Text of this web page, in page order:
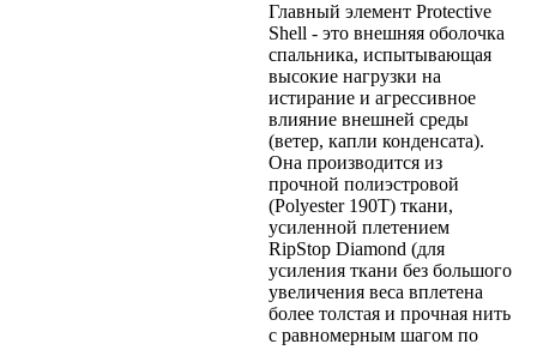
Главный элемент Protective
Shell - это внешняя оболочка
спальника, испытывающая
высокие нагрузки на
истирание и агрессивное
влияние внешней среды
(ветер, капли конденсата).
Она производится из
прочной полиэстровой
(Polyester 190T) ткани,
усиленной плетением
RipStop Diamond (для
усиления ткани без большого
увеличения веса вплетена
более толстая и прочная нить
с равномерным шагом по